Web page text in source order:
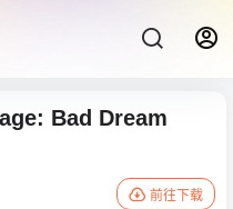
Bad Dream
前往下载